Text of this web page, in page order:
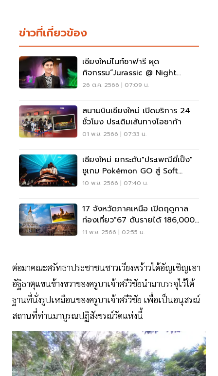
ข่าวที่เกี่ยวข้อง
เชียงใหม่ไนท์ซาฟารี ผุด
กิจกรรม“Jurassic @ Night
Safari”คาดรายได้ 172 ล้าน
26 ต.ค. 2566 | 07:09 น.
สนามบินเชียงใหม่ เปิดบริการ 24
ชั่วโมง ประเดิมเส้นทางโอซาก้า
01 พ.ย. 2566 | 07:33 น.
เชียงใหม่ ยกระดับ"ประเพณียี่เป็ง"
ชูเกม Pokémon GO สู่ Soft
Power
10 พ.ย. 2566 | 07:40 น.
17 จังหวัดภาคเหนือ เปิดฤดูกาล
ท่องเที่ยว"67 ดันรายได้ 186,000
ล้าน
11 พ.ย. 2566 | 02:55 น.
ต่อมาคณะศรัทธาประชาชนชาวเวียงพร้าวได้อัญเชิญเอา
อัฐิธาตุแขนข้างขวาของครูบาเจ้าศรีวิชัยนำมาบรรจุไว้ใต้
ฐานที่นั่งรูปเหมือนของครูบาเจ้าศรีวิชัย เพื่อเป็นอนุสรณ์
สถานที่ท่านมาบูรณปฏิสังขรณ์วัดแห่งนี้